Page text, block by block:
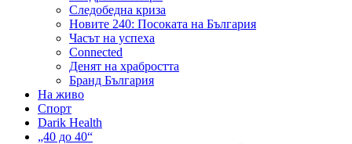
Следобедна криза
Новите 240: Посоката на България
Часът на успеха
Connected
Денят на храбростта
Бранд България
На живо
Спорт
Darik Health
„40 до 40“